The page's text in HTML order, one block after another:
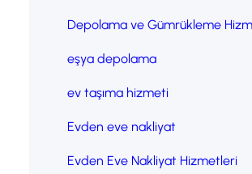
Depolama ve Gümrükleme
eşya depolama
ev taşıma hizmeti
Evden eve nakliyat
Evden Eve Nakliyat Hizmetleri